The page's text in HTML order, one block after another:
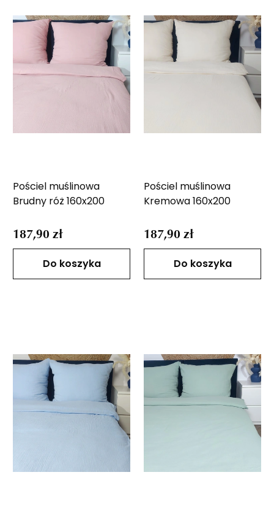
Pościel muślinowa
Brudny róż 160x200
187,90 zł
Do koszyka
Pościel muślinowa
Kremowa 160x200
187,90 zł
Do koszyka